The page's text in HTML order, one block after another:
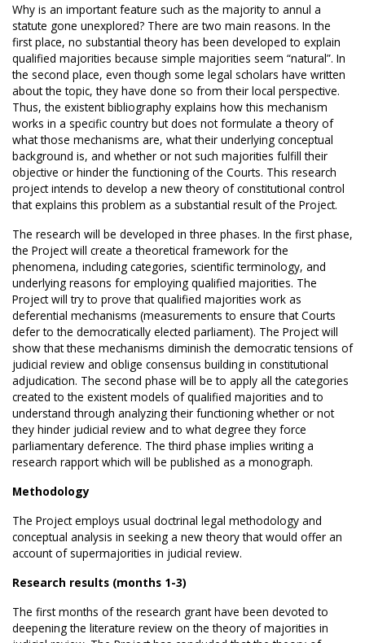
Why is an important feature such as the majority to annul a
statute gone unexplored? There are two main reasons. In the
first place, no substantial theory has been developed to explain
qualified majorities because simple majorities seem “natural”. In
the second place, even though some legal scholars have written
about the topic, they have done so from their local perspective.
Thus, the existent bibliography explains how this mechanism
works in a specific country but does not formulate a theory of
what those mechanisms are, what their underlying conceptual
background is, and whether or not such majorities fulfill their
objective or hinder the functioning of the Courts. This research
project intends to develop a new theory of constitutional control
that explains this problem as a substantial result of the Project.
The research will be developed in three phases. In the first phase,
the Project will create a theoretical framework for the
phenomena, including categories, scientific terminology, and
underlying reasons for employing qualified majorities. The
Project will try to prove that qualified majorities work as
deferential mechanisms (measurements to ensure that Courts
defer to the democratically elected parliament). The Project will
show that these mechanisms diminish the democratic tensions of
judicial review and oblige consensus building in constitutional
adjudication. The second phase will be to apply all the categories
created to the existent models of qualified majorities and to
understand through analyzing their functioning whether or not
they hinder judicial review and to what degree they force
parliamentary deference. The third phase implies writing a
research rapport which will be published as a monograph.
Methodology
The Project employs usual doctrinal legal methodology and
conceptual analysis in seeking a new theory that would offer an
account of supermajorities in judicial review.
Research results (months 1-3)
The first months of the research grant have been devoted to
deepening the literature review on the theory of majorities in